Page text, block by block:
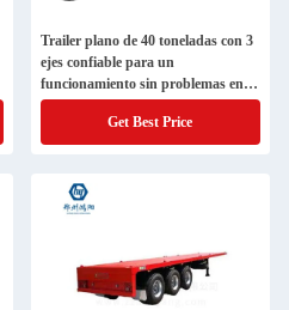
Trailer plano de 40 toneladas con 3
ejes confiable para un
funcionamiento sin problemas en
entornos difíciles
Get Best Price